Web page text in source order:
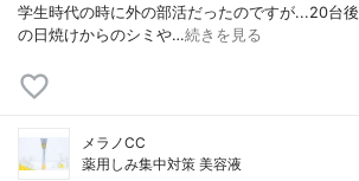
学生時代の時に外の部活だったのですが...20台
の日焼けからのシミや…続きを見る
メラノCC
薬用しみ集中対策 美容液